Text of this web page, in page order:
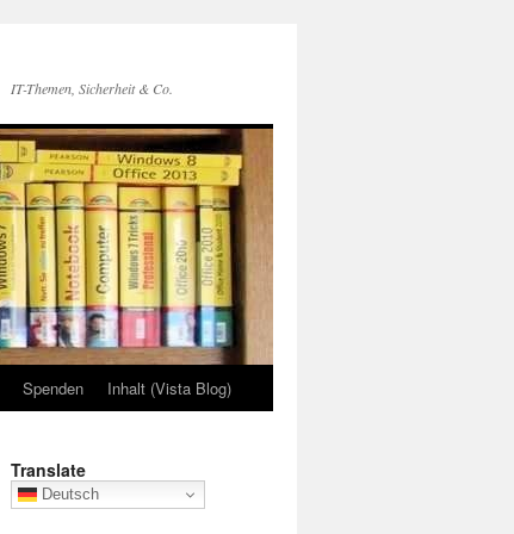
IT-Themen, Sicherheit & Co.
Spenden Inhalt (Vista Blog)
Translate
Deutsch